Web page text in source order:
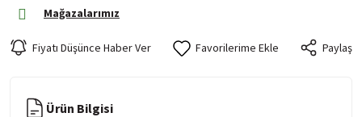
Mağazalarımız
Fiyatı Düşünce Haber Ver Paylaş
Ürün Bilgisi